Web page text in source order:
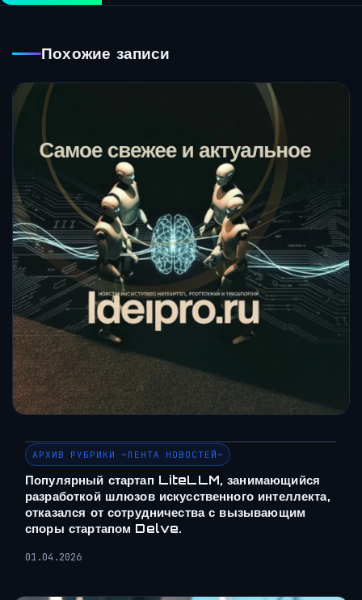
Похожие записи
АРХИВ РУБРИКИ ~ЛЕНТА НОВОСТЕЙ~
Популярный стартап LiteLLM, занимающийся
разработкой шлюзов искусственного интеллекта,
отказался от сотрудничества с вызывающим
споры стартапом Delve.
01.04.2026